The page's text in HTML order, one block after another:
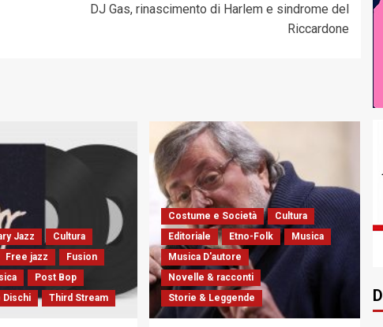
DJ Gas, rinascimento di Harlem e sindrome del
Riccardone
Jazz
Cultura
Free jazz
Fusion
Post Bop
Dischi
Third Stream
Costume e Società
Cultura
Editoriale
Etno-Folk
Musica
Musica D'autore
Novelle & racconti
Storie & Leggende